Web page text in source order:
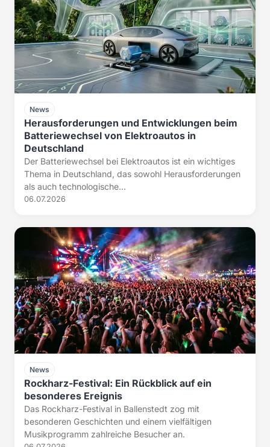
News
Herausforderungen und Entwicklungen beim
Batteriewechsel von Elektroautos in
Deutschland
Der Batteriewechsel bei Elektroautos ist ein wichtiges
Thema in Deutschland, das sowohl Herausforderungen
als auch technologische...
06.07.2026
News
Rockharz-Festival: Ein Rückblick auf ein
besonderes Ereignis
Das Rockharz-Festival in Ballenstedt zog mit
besonderen Geschichten und einem vielfältigen
Musikprogramm zahlreiche Besucher an.